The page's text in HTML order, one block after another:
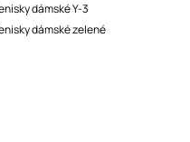
dámské Y-3
dámské zelené